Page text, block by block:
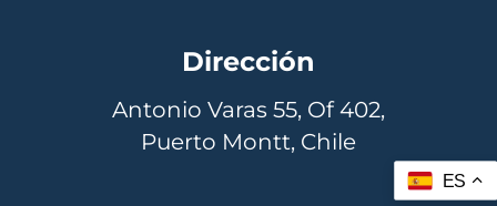
Dirección
Antonio Varas 55, Of 402,
Puerto Montt, Chile
ES